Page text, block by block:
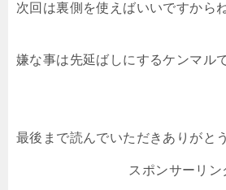
次回は裏側を使えばいいですからね
嫌な事は先延ばしにするケンマル
最後まで読んでいただきありがと
スポンサーリン